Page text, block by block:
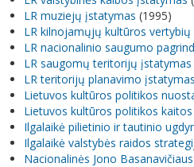
LR muziejų įstatymas (1995)
LR kilnojamųjų kultūros
LR nacionalinio saugumo
LR saugomų teritorijų įstatymas
LR teritorijų planavimo įstatymas
Lietuvos kultūros politikos
Lietuvos kultūros politikos kaitos
Ilgalaikė pilietinio ir tautinio
Ilgalaikė valstybės raidos
Nacionalinės Jono